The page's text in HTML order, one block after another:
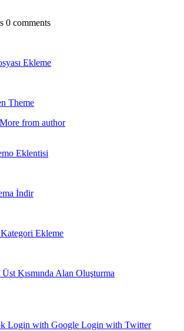
0 comments
Ekleme
Theme
More from author
Eklentisi
İndir
Ekleme
Üst Kısmında Alan Oluşturma
Login with Google Login with Twitter